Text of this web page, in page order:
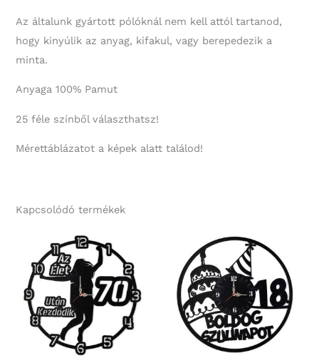
Az általunk gyártott pólóknál nem kell attól tartanod,
hogy kinyúlik az anyag, kifakul, vagy berepedezik a
minta.
Anyaga 100% Pamut
25 féle színből választhatsz!
Mérettáblázatot a képek alatt találod!
Kapcsolódó termékek